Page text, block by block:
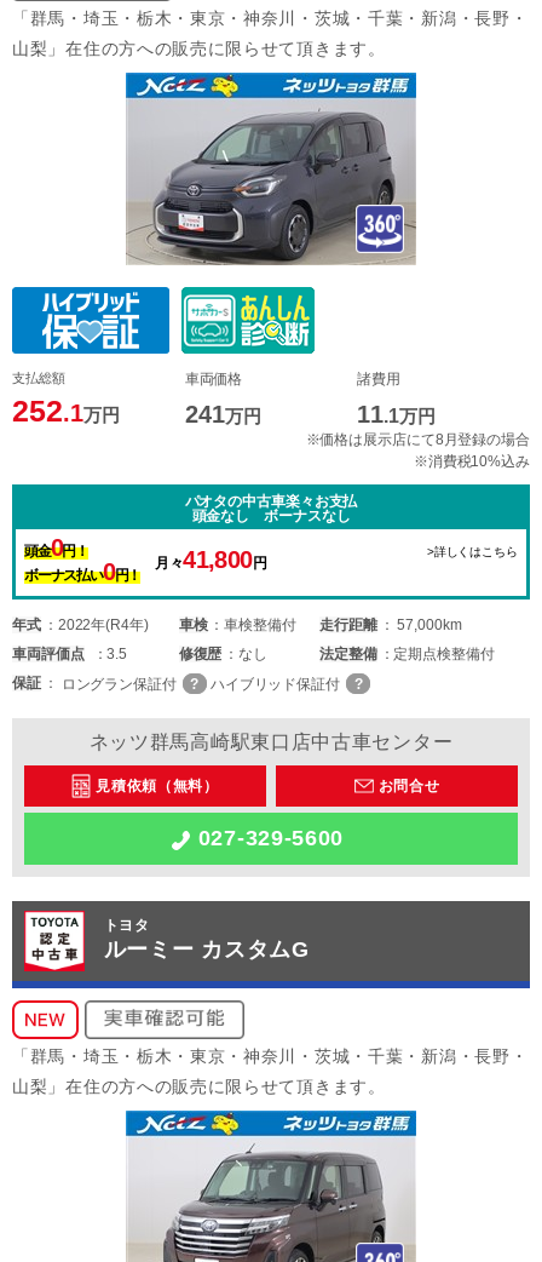
「群馬・埼玉・栃木・東京・神奈川・茨城・千葉・新潟・長野・
山梨」在住の方への販売に限らせて頂きます。
支払総額
252.1万円
車両価格
241万円
諸費用
11.1万円
※価格は展示店にて8月登録の場合
※消費税10%込み
パオタの中古車楽々お支払
頭金なし ボーナスなし
頭金0円！
ボーナス払い0円！
月々41,800円
>詳しくはこちら
年式 2022年(R4年) 車検 車検整備付 走行距離
57,000km
車両評価点 3.5 修復歴 なし 法定整備
定期点検整備付
保証
ロングラン保証付 ハイブリッド保証付
ネッツ群馬高崎駅東口店中古車センター
見積依頼（無料） お問合せ
027-329-5600
トヨタ
ルーミー カスタムG
「群馬・埼玉・栃木・東京・神奈川・茨城・千葉・新潟・長野・
山梨」在住の方への販売に限らせて頂きます。